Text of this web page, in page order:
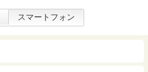
スマートフォン